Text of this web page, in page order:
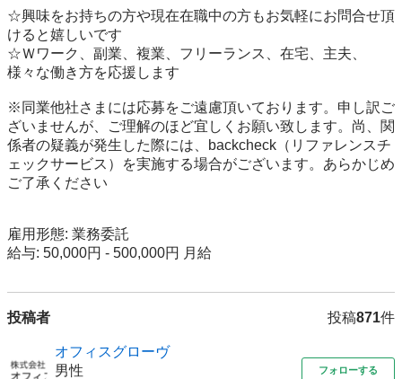
☆興味をお持ちの方や現在在職中の方もお気軽にお問合せ頂
けると嬉しいです
☆Ｗワーク、副業、複業、フリーランス、在宅、主夫、
様々な働き方を応援します
※同業他社さまには応募をご遠慮頂いております。申し訳ご
ざいませんが、ご理解のほど宜しくお願い致します。尚、関
係者の疑義が発生した際には、backcheck（リファレンスチ
ェックサービス）を実施する場合がございます。あらかじめ
ご了承ください
雇用形態: 業務委託
給与: 50,000円 - 500,000円 月給
投稿者 投稿871件
オフィスグローヴ
男性
フォローする